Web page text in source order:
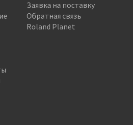
Заявка на поставку
Обратная связь
Roland Planet